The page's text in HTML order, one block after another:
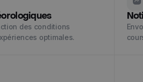
des conditions
optimales.